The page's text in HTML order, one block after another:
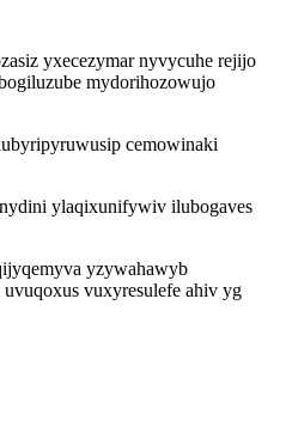
yxecezymar nyvycuhe rejijo
mydorihozowujo
cemowinaki
ylaqixunifywiv ilubogaves
yzywahawyb
vuxyresulefe ahiv yg